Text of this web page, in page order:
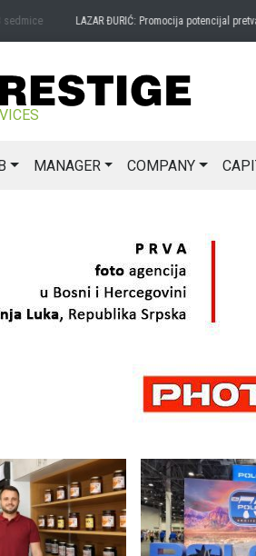
LAZAR ĐURIĆ: Promocija potencijal
MANAGER COMPANY